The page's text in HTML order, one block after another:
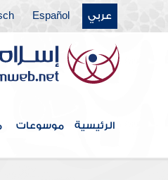
عربي Español
الرئيسية موسوعات